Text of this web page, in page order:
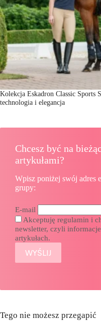
Kolekcja Eskadron Classic Sports
technologia i elegancja
Chcesz być na
artykułami?
Wpisz poniżej swój adres
grupy:
E-mail
Akceptuję regulamin i
newsletter, czyli
artykułach.
Tego nie możesz przegapić